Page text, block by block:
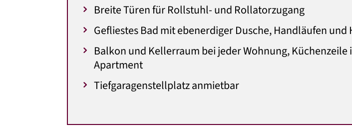
Breite Türen für Rollstuhl- und Rollatorzugang
Gefliestes Bad mit ebenerdiger Dusche, Handläufen
Balkon und Kellerraum bei jeder Wohnung, Küchenzeile
Apartment
Tiefgaragenstellplatz anmietbar